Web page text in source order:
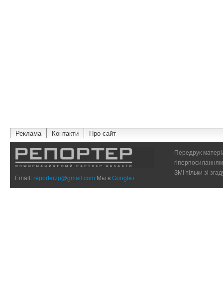
Реклама Контакти Про сайт
Email:reporterzp@gmail.com Мы вGoogle+
Передрук
ЗМІ тільки зі